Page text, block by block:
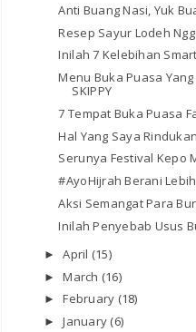
Anti Buang Nasi, Yuk
Resep Sayur Lodeh
Inilah 7 Kelebihan
Menu Buka Puasa
SKIPPY
7 Tempat Buka Puasa
Hal Yang Saya
Serunya Festival Kepo
#AyoHijrah Berani
Aksi Semangat Para
Inilah Penyebab Usus
►April (15)
►March (16)
►February (18)
►January (6)